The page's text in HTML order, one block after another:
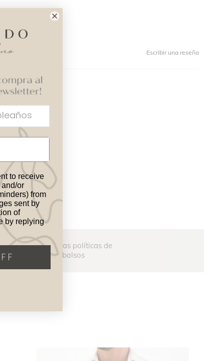
Escribir una reseña
Consulta nuestras políticas de
cambios y reembolsos
to receive
or
from
sent by
of
by replying